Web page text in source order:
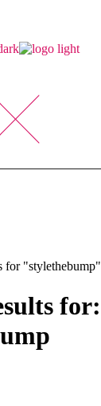
for "stylethebump"
for: